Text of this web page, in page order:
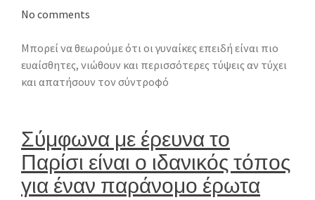
No comments
Μπορεί να θεωρούμε ότι οι γυναίκες επειδή είναι πιο
ευαίσθητες, νιώθουν και περισσότερες τύψεις αν τύχει
και απατήσουν τον σύντροφό
Σύμφωνα με έρευνα το
Παρίσι είναι ο ιδανικός τόπος
για έναν παράνομο έρωτα